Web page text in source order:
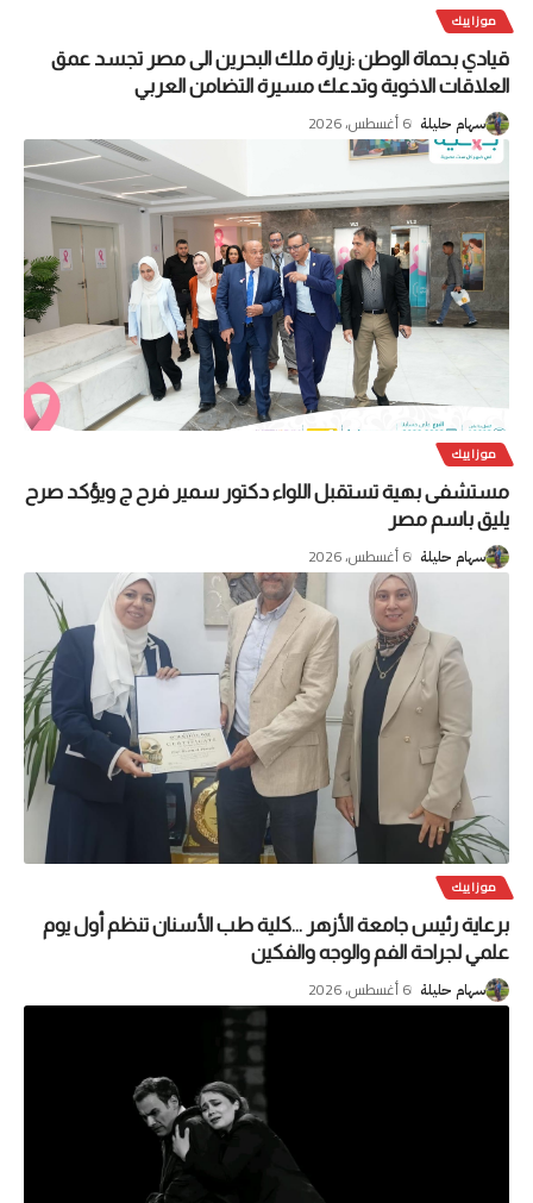
موزاييك
قيادي بحماة الوطن :زيارة ملك البحرين الى مصر تجسد عمق
العلاقات الاخوية وتدعك مسيرة التضامن العربي
سهام حليلة 6 أغسطس، 2026
موزاييك
مستشفى بهية تستقبل اللواء دكتور سمير فرح ج ويؤكد صرح
يليق باسم مصر
سهام حليلة 6 أغسطس، 2026
موزاييك
برعاية رئيس جامعة الأزهر …كلية طب الأسنان تنظم أول يوم
علمي لجراحة الفم والوجه والفكين
سهام حليلة 6 أغسطس، 2026